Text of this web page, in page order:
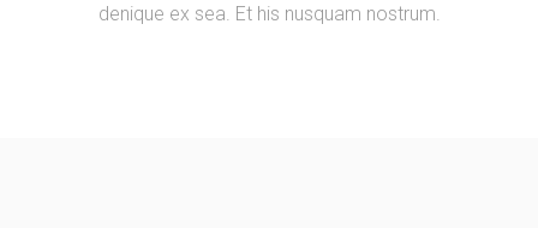
denique ex sea. Et his nusquam nostrum.